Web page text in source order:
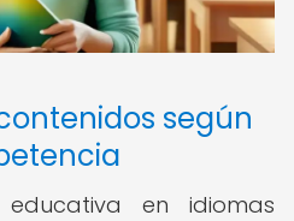
según
educativa en idiomas